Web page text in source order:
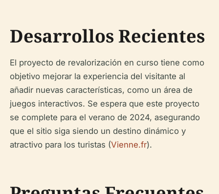
Desarrollos Recientes
El proyecto de revalorización en curso tiene como
objetivo mejorar la experiencia del visitante al
añadir nuevas características, como un área de
juegos interactivos. Se espera que este proyecto
se complete para el verano de 2024, asegurando
que el sitio siga siendo un destino dinámico y
atractivo para los turistas (Vienne.fr).